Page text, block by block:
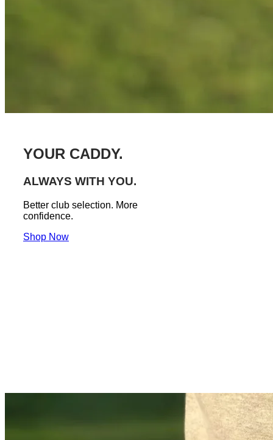
YOUR CADDY.
ALWAYS WITH YOU.
Better club selection. More
confidence.
Shop Now